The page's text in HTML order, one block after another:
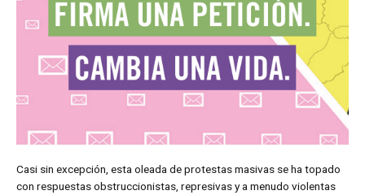
Casi sin excepción, esta oleada de protestas masivas se ha topado
con respuestas obstruccionistas, represivas y a menudo violentas